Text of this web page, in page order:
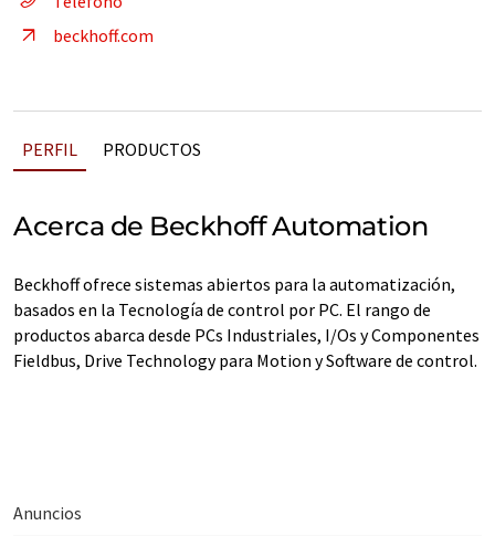
beckhoff.com
PERFIL PRODUCTOS
Acerca de Beckhoff Automation
Beckhoff ofrece sistemas abiertos para la automatización,
basados en la Tecnología de control por PC. El rango de
productos abarca desde PCs Industriales, I/Os y Componentes
Fieldbus, Drive Technology para Motion y Software de control.
Anuncios